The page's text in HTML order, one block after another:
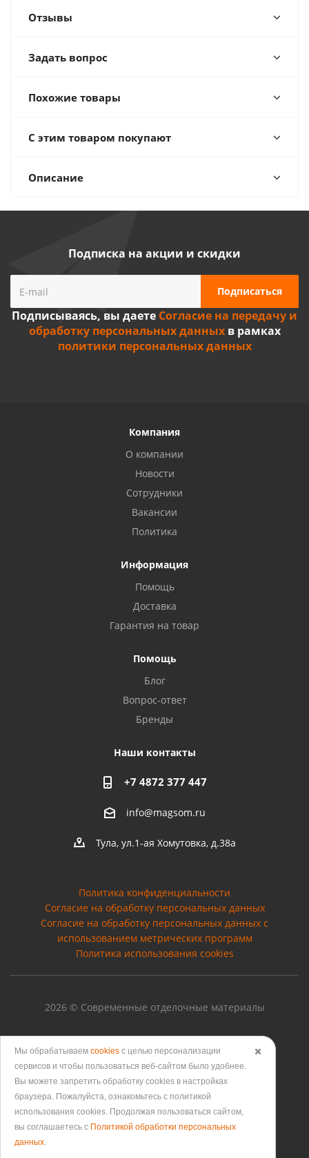
Отзывы
Задать вопрос
Похожие товары
С этим товаром покупают
Описание
Подписка на акции и скидки
Подписываясь, вы даете Согласие на передачу и
обработку персональных данныхв рамках
политики персональных данных
Компания
О компании
Новости
Сотрудники
Вакансии
Политика
Информация
Помощь
Доставка
Гарантия на товар
Помощь
Блог
Вопрос-ответ
Бренды
Наши контакты
+7 4872 377 447
info@magsom.ru
Тула, ул.1-ая Хомутовка, д.38а
Политика конфиденциальности
Согласие на обработку персональных данных
Cогласие на обработку персональных данных с
использованием метрических программ
Политика использования cookies
2026 © Современные отделочные материалы
Версия для печати
✖️
Мы обрабатываем cookies с целью персонализации
сервисов и чтобы пользоваться веб-сайтом было удобнее.
Вы можете запретить обработку сookies в настройках
браузера. Пожалуйста, ознакомьтесь с политикой
использования cookies. Продолжая пользоваться сайтом,
вы соглашаетесь с Политикой обработки персональных
данных.